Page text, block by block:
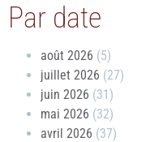
Par date
août 2026 (5)
juillet 2026 (27)
juin 2026 (31)
mai 2026 (32)
avril 2026 (37)